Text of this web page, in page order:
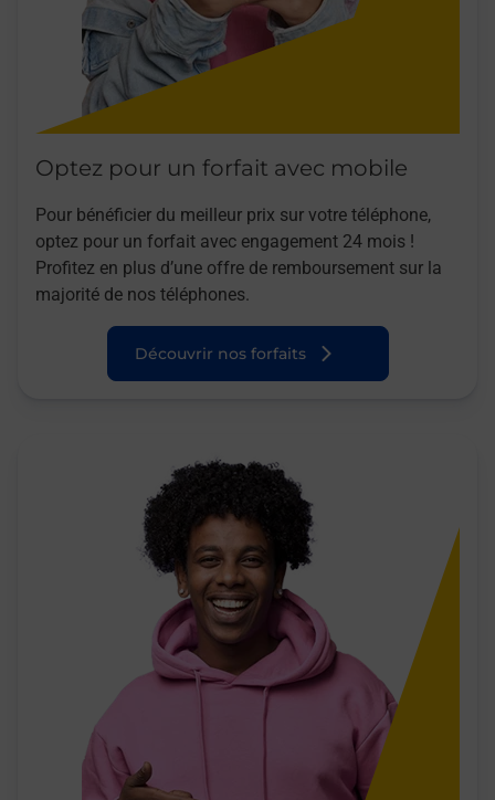
Optez pour un forfait avec mobile
Pour bénéficier du meilleur prix sur votre téléphone,
optez pour un forfait avec engagement 24 mois !
Profitez en plus d’une offre de remboursement sur la
majorité de nos téléphones.
Découvrir nos forfaits